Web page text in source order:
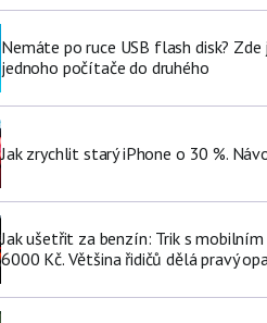
Nemáte po ruce USB flash disk?
jednoho počítače do druhého
Jak zrychlit starý iPhone o 30 %.
Jak ušetřit za benzín: Trik s
6000 Kč. Většina řidičů dělá pravý